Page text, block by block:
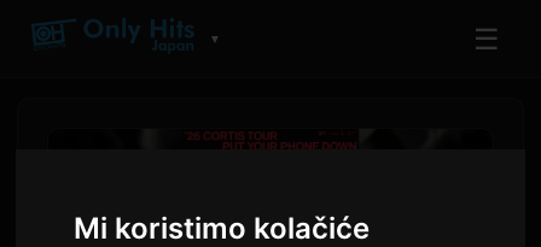
Mi koristimo kolačiće
▼ ☰